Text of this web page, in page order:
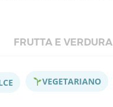
FRUTTA E VERDURA
VEGETARIANO